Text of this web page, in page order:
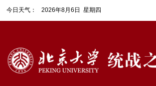
今日天气： 2026年8月6日 星期四